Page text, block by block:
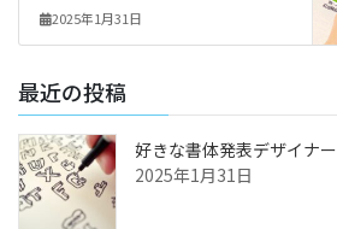
2025年1月31日
最近の投稿
好きな書体発表デザイナー
2025年1月31日